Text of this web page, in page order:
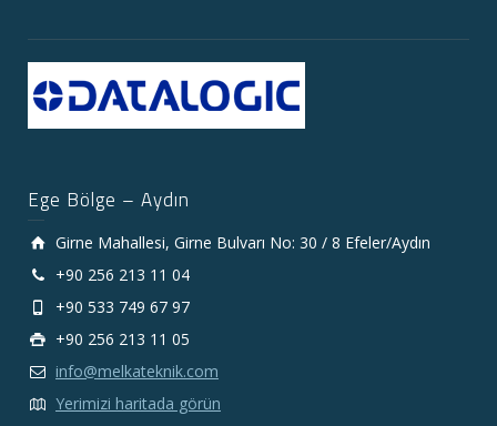
Ege Bölge – Aydın
Girne Mahallesi, Girne Bulvarı No: 30 / 8 Efeler/Aydın
+90 256 213 11 04
+90 533 749 67 97
+90 256 213 11 05
info@melkateknik.com
Yerimizi haritada görün